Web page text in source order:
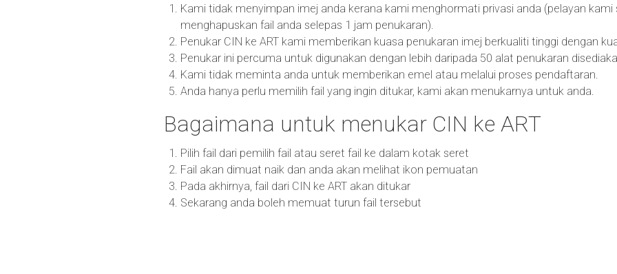
Kami tidak menyimpan imej anda kerana kami menghormati privasi anda (pelayan
menghapuskan fail anda selepas 1 jam penukaran).
Penukar CIN ke ART kami memberikan kuasa penukaran imej berkualiti tinggi dengan
Penukar ini percuma untuk digunakan dengan lebih daripada 50 alat penukaran
Kami tidak meminta anda untuk memberikan emel atau melalui proses pendaftaran.
Anda hanya perlu memilih fail yang ingin ditukar, kami akan menukarnya untuk anda.
Bagaimana untuk menukar CIN ke ART
Pilih fail dari pemilih fail atau seret fail ke dalam kotak seret
Fail akan dimuat naik dan anda akan melihat ikon pemuatan
Pada akhirnya, fail dari CIN ke ART akan ditukar
Sekarang anda boleh memuat turun fail tersebut